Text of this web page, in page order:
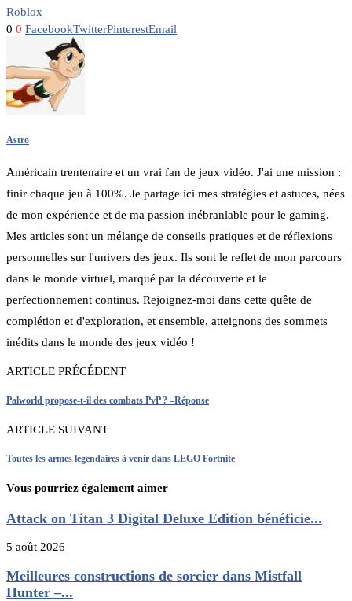
Roblox
0 0 FacebookTwitterPinterestEmail
Astro
Américain trentenaire et un vrai fan de jeux vidéo. J'ai une mission :
finir chaque jeu à 100%. Je partage ici mes stratégies et astuces, nées
de mon expérience et de ma passion inébranlable pour le gaming.
Mes articles sont un mélange de conseils pratiques et de réflexions
personnelles sur l'univers des jeux. Ils sont le reflet de mon parcours
dans le monde virtuel, marqué par la découverte et le
perfectionnement continus. Rejoignez-moi dans cette quête de
complétion et d'exploration, et ensemble, atteignons des sommets
inédits dans le monde des jeux vidéo !
ARTICLE PRÉCÉDENT
Palworld propose-t-il des combats PvP ? –Réponse
ARTICLE SUIVANT
Toutes les armes légendaires à venir dans LEGO Fortnite
Vous pourriez également aimer
Attack on Titan 3 Digital Deluxe Edition bénéficie...
5 août 2026
Meilleures constructions de sorcier dans Mistfall
Hunter –...